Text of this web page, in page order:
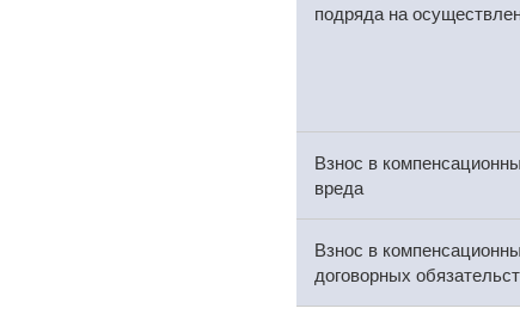
подряда на
Взнос в
вреда
Взнос в
договорных